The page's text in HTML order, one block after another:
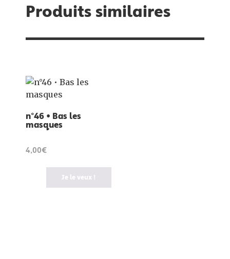
Produits similaires
n°46 • Bas les
masques
4,00€
Je le veux !